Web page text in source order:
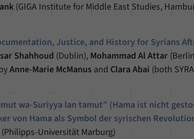
(GIGA Institute for Middle East Studies,
Justice, and History for Syrians
Shahhoud (Dublin), Mohammad Al Attar
Anne-Marie McManus and Clara Abai (both
wa-Suriyya lan tamut” (Hama ist nicht
von Hama als Symbol der syrischen
(Philipps-Universität Marburg)